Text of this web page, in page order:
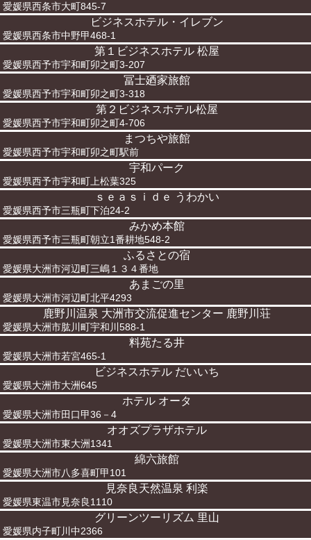
愛媛県西条市大町845-7
ビジネスホテル・イレブン
愛媛県西条市中野甲468-1
第１ビジネスホテル 松屋
愛媛県西予市宇和町卯之町3-207
冨士廼家旅館
愛媛県西予市宇和町卯之町3-318
第２ビジネスホテル松屋
愛媛県西予市宇和町卯之町4-706
まつちや旅館
愛媛県西予市宇和町卯之町駅前
宇和パーク
愛媛県西予市宇和町上松葉325
ｓｅａｓｉｄｅ うわかい
愛媛県西予市三瓶町下泊24-2
みかめ本館
愛媛県西予市三瓶町朝立1番耕地548-2
ふるさとの宿
愛媛県大洲市河辺町三嶋１３４番地
あまごの里
愛媛県大洲市河辺町北平4293
鹿野川温泉 大洲市交流促進センター 鹿野川荘
愛媛県大洲市肱川町宇和川588-1
料苑たる井
愛媛県大洲市若宮465-1
ビジネスホテル だいいち
愛媛県大洲市大洲645
ホテル オータ
愛媛県大洲市田口甲36－4
オオズプラザホテル
愛媛県大洲市東大洲1341
綿六旅館
愛媛県大洲市八多喜町甲101
見奈良天然温泉 利楽
愛媛県東温市見奈良1110
グリーンツーリズム 里山
愛媛県内子町川中2366